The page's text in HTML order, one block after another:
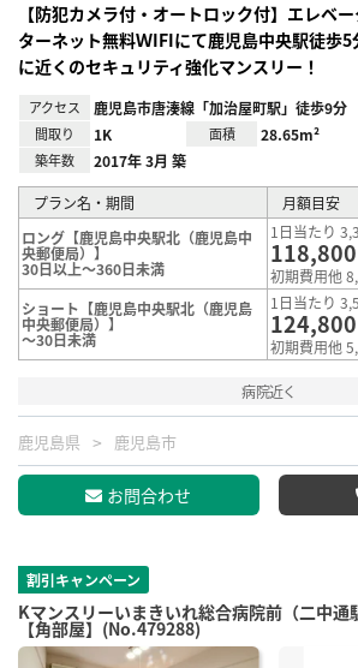
【防犯カメラ付・オートロック付】エレベ
ターネット無料ＷIFIにて鹿児島中央駅徒歩
に近くのセキュリティ強化マンスリー！
アクセス 鹿児島市唐湊線「加治屋町駅」徒歩9分
間取り 1K 面積 28.65m²
築年数 2017年 3月 築
プラン名・期間
月額目安
ロング【鹿児島中央駅北（鹿児島中
央郵便局）】
30日以上～360日未満
1日当たり
118,800
初期費用他
ショート【鹿児島中央駅北（鹿児島
中央郵便局）】
～30日未満
1日当たり
124,800
初期費用他
病院近く
鹿児島県 鹿児島市
お問合わせ
割引キャンペーン
Kマンスリーいまきいれ総合病院前（二中通
【角部屋】(No.479288)